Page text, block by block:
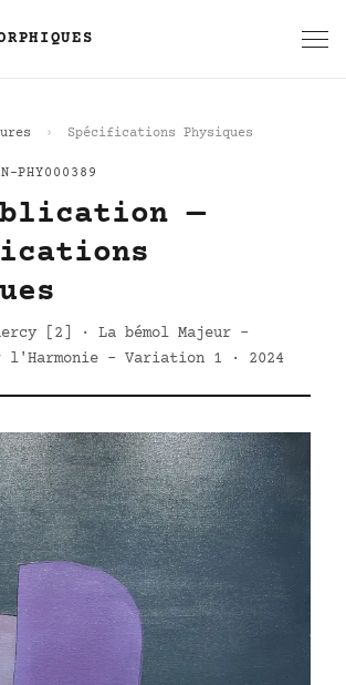
Spécifications Physiques
PHY000389
—
[2] · La bémol Majeur -
l'Harmonie - Variation 1 · 2024